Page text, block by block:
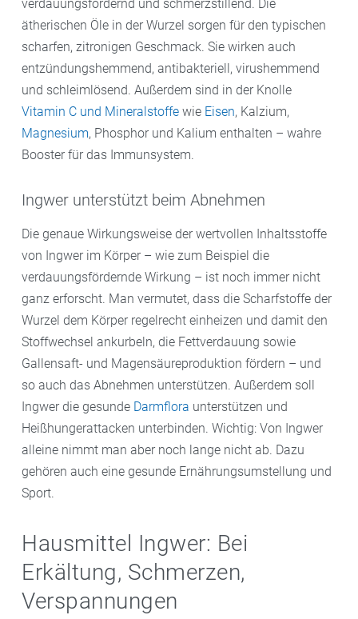
verdauungsfördernd und schmerzstillend. Die
ätherischen Öle in der Wurzel sorgen für den typischen
scharfen, zitronigen Geschmack. Sie wirken auch
entzündungshemmend, antibakteriell, virushemmend
und schleimlösend. Außerdem sind in der Knolle
Vitamin C und Mineralstoffe wie Eisen, Kalzium,
Magnesium, Phosphor und Kalium enthalten – wahre
Booster für das Immunsystem.
Ingwer unterstützt beim Abnehmen
Die genaue Wirkungsweise der wertvollen Inhaltsstoffe
von Ingwer im Körper – wie zum Beispiel die
verdauungsfördernde Wirkung – ist noch immer nicht
ganz erforscht. Man vermutet, dass die Scharfstoffe der
Wurzel dem Körper regelrecht einheizen und damit den
Stoffwechsel ankurbeln, die Fettverdauung sowie
Gallensaft- und Magensäureproduktion fördern – und
so auch das Abnehmen unterstützen. Außerdem soll
Ingwer die gesunde Darmflora unterstützen und
Heißhungerattacken unterbinden. Wichtig: Von Ingwer
alleine nimmt man aber noch lange nicht ab. Dazu
gehören auch eine gesunde Ernährungsumstellung und
Sport.
Hausmittel Ingwer: Bei
Erkältung, Schmerzen,
Verspannungen